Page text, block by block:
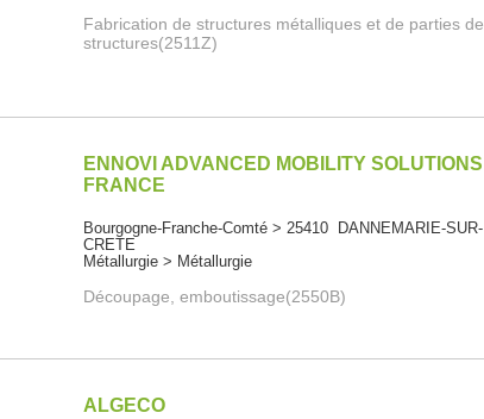
Fabrication de structures métalliques et de parties de
structures(2511Z)
ENNOVI ADVANCED MOBILITY SOLUTIONS
FRANCE
Bourgogne-Franche-Comté > 25410 DANNEMARIE-SUR-
CRETE
Métallurgie > Métallurgie
Découpage, emboutissage(2550B)
ALGECO